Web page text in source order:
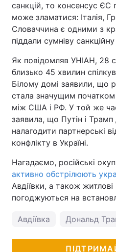
санкцій, то консенсус ЄС
може зламатися: Італія,
Словаччина є одними з
піддали сумніву
Як повідомляв УНІАН, 28
близько 45 хвилин
Білому домі заявили, що
стала значущим початком
між США і РФ. У той же
заявила, що Путін і
налагодити партнерські
конфлікту в Україні.
Нагадаємо, російські
активно обстрілюють
Авдіївки, а також житлові
погоджуються на
Авдіївка Дональд